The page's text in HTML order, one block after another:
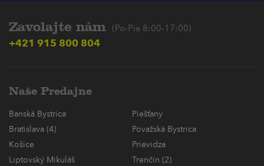
Zavolajte nám (Po-Pia 8:00-17:00)
+421 915 800 804
Naše Predajne
Banská Bystrica
Piešťany
Bratislava (4)
Považská Bystrica
Košice
Prievidza
Liptovský Mikuláš
Trenčín (2)